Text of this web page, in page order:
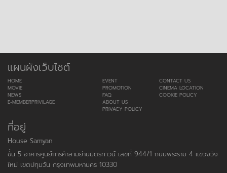
แผนผังเว็บไซต์
HOME
MOVIE
NEWS
E-MEMBERPRIVILAGE
EVENT
PROMOTION
FAQ
ABOUT US
PRIVACY POLICY
CONTACT US
CINEMA LOCATION
COOKIE POLICY
ที่อยู่
House Samyan
ชั้น 5 อาคารศูนย์การค้าสามย่านมิตรทาวน์ เลขที่ 944/1 ถนนพระราม 4 แขวงวัง
ใหม่ เขตปทุมวัน กรุงเทพมหานคร 10330